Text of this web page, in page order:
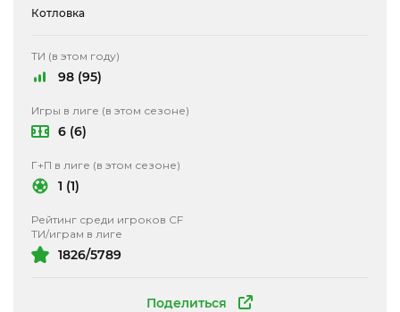
Поделиться
Котловка
ТИ (в этом году)
98 (95)
Игры в лиге (в этом сезоне)
6 (6)
Г+П в лиге (в этом сезоне)
1 (1)
Рейтинг среди игроков CF
ТИ/играм в лиге
1826/5789